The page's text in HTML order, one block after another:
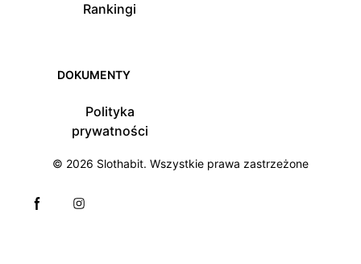
Rankingi
DOKUMENTY
Polityka
prywatności
© 2026 Slothabit. Wszystkie prawa zastrzeżone
Facebook pageInstagram page